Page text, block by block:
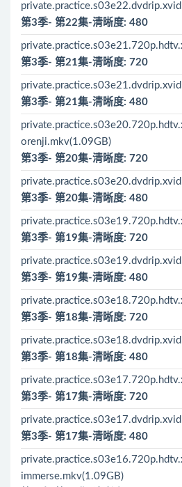
第3季- 第22集-清晰度: 480
第3季- 第21集-清晰度: 720
第3季- 第21集-清晰度: 480
orenji.mkv(1.09GB)
第3季- 第20集-清晰度: 720
第3季- 第20集-清晰度: 480
第3季- 第19集-清晰度: 720
第3季- 第19集-清晰度: 480
第3季- 第18集-清晰度: 720
第3季- 第18集-清晰度: 480
第3季- 第17集-清晰度: 720
第3季- 第17集-清晰度: 480
immerse.mkv(1.09GB)